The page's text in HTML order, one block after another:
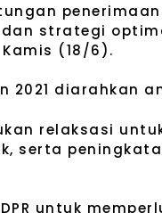
strategi
(18/6).
2021
relaksasi
serta
untuk